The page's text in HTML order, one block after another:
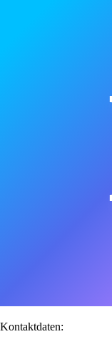
Kontaktdaten: